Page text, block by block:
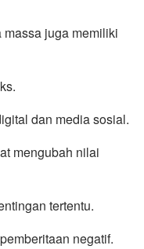
juga memiliki
dan media sosial.
mengubah nilai
tertentu.
negatif.